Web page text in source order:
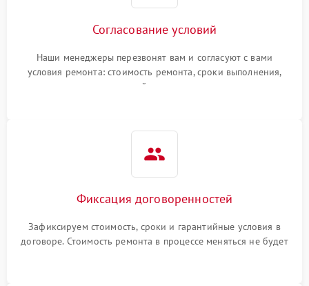
Согласование условий
Наши менеджеры перезвонят вам и согласуют с вами
условия ремонта: стоимость ремонта, сроки выполнения,
гарантийные условия
Фиксация договоренностей
Зафиксируем стоимость, сроки и гарантийные условия в
договоре. Стоимость ремонта в процессе меняться не будет